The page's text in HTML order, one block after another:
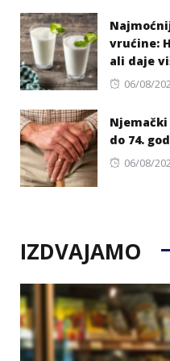
vrućine:
ali daje
Posted
06/08/
do 74.
Posted
06/08/
IZDVAJAMO